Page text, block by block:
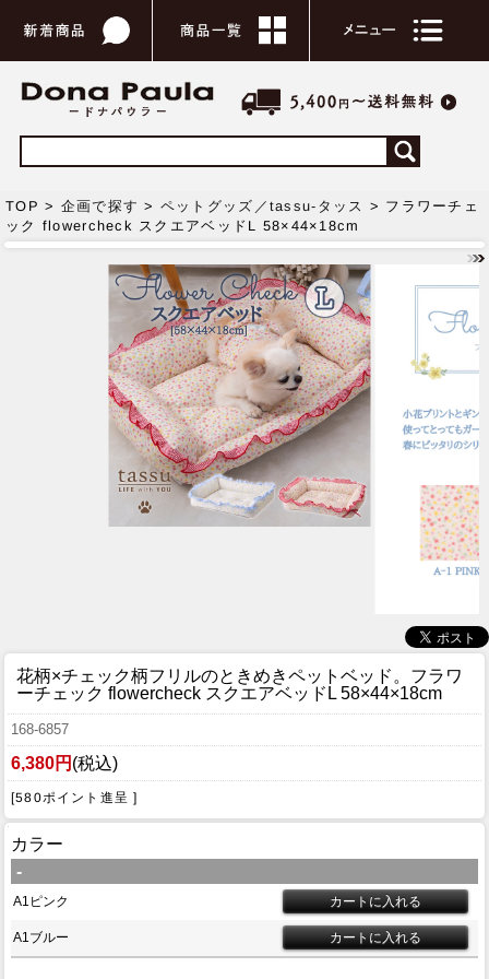
TOP > 企画で探す > ペットグッズ／tassu-タッス > フラワーチェ
ック flowercheck スクエアベッドL 58×44×18cm
花柄×チェック柄フリルのときめきペットベッド。 フラワ
ーチェック flowercheck スクエアベッドL 58×44×18cm
168-6857
6,380円 (税込)
[580ポイント進呈 ]
カラー
-
A1ピンク
A1ブルー